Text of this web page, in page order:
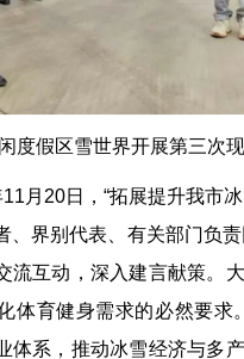
度假区雪世界开展第三次
月20日，“拓展提升我市
界别代表、有关部门负
互动，深入建言献策。
育健身需求的必然要求
系，推动冰雪经济与多